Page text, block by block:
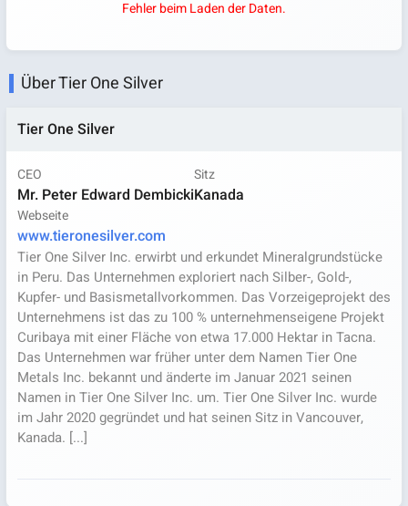
Fehler beim Laden der Daten.
Über Tier One Silver
Tier One Silver
CEO
Mr. Peter Edward Dembicki
Sitz
Kanada
Webseite
www.tieronesilver.com
Tier One Silver Inc. erwirbt und erkundet Mineralgrundstücke
in Peru. Das Unternehmen exploriert nach Silber-, Gold-,
Kupfer- und Basismetallvorkommen. Das Vorzeigeprojekt des
Unternehmens ist das zu 100 % unternehmenseigene Projekt
Curibaya mit einer Fläche von etwa 17.000 Hektar in Tacna.
Das Unternehmen war früher unter dem Namen Tier One
Metals Inc. bekannt und änderte im Januar 2021 seinen
Namen in Tier One Silver Inc. um. Tier One Silver Inc. wurde
im Jahr 2020 gegründet und hat seinen Sitz in Vancouver,
Kanada. [...]